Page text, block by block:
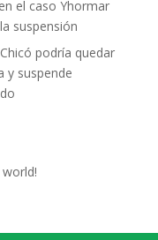
el caso Yhormar
suspensión
podría quedar
y suspende